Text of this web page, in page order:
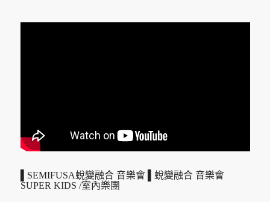
▌SEMIFUSA蛻變融合 音樂會 ▌蛻變融合 音樂會
SUPER KIDS /室內樂團